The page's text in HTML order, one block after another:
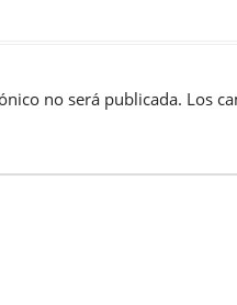
no será publicada. Los